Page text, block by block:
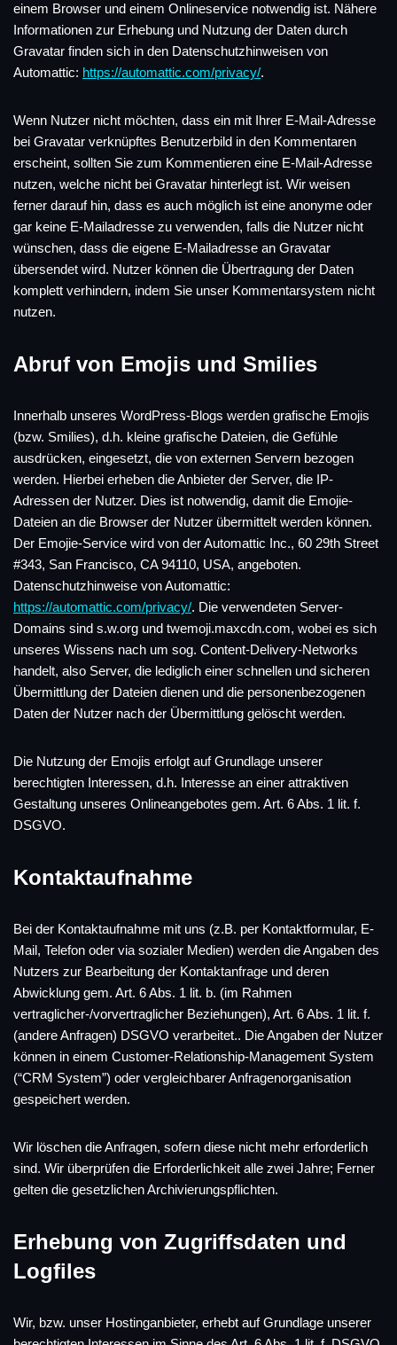
einem Browser und einem Onlineservice notwendig ist. Nähere
Informationen zur Erhebung und Nutzung der Daten durch
Gravatar finden sich in den Datenschutzhinweisen von
Automattic: https://automattic.com/privacy/.
Wenn Nutzer nicht möchten, dass ein mit Ihrer E-Mail-Adresse
bei Gravatar verknüpftes Benutzerbild in den Kommentaren
erscheint, sollten Sie zum Kommentieren eine E-Mail-Adresse
nutzen, welche nicht bei Gravatar hinterlegt ist. Wir weisen
ferner darauf hin, dass es auch möglich ist eine anonyme oder
gar keine E-Mailadresse zu verwenden, falls die Nutzer nicht
wünschen, dass die eigene E-Mailadresse an Gravatar
übersendet wird. Nutzer können die Übertragung der Daten
komplett verhindern, indem Sie unser Kommentarsystem nicht
nutzen.
Abruf von Emojis und Smilies
Innerhalb unseres WordPress-Blogs werden grafische Emojis
(bzw. Smilies), d.h. kleine grafische Dateien, die Gefühle
ausdrücken, eingesetzt, die von externen Servern bezogen
werden. Hierbei erheben die Anbieter der Server, die IP-
Adressen der Nutzer. Dies ist notwendig, damit die Emojie-
Dateien an die Browser der Nutzer übermittelt werden können.
Der Emojie-Service wird von der Automattic Inc., 60 29th Street
#343, San Francisco, CA 94110, USA, angeboten.
Datenschutzhinweise von Automattic:
https://automattic.com/privacy/. Die verwendeten Server-
Domains sind s.w.org und twemoji.maxcdn.com, wobei es sich
unseres Wissens nach um sog. Content-Delivery-Networks
handelt, also Server, die lediglich einer schnellen und sicheren
Übermittlung der Dateien dienen und die personenbezogenen
Daten der Nutzer nach der Übermittlung gelöscht werden.
Die Nutzung der Emojis erfolgt auf Grundlage unserer
berechtigten Interessen, d.h. Interesse an einer attraktiven
Gestaltung unseres Onlineangebotes gem. Art. 6 Abs. 1 lit. f.
DSGVO.
Kontaktaufnahme
Bei der Kontaktaufnahme mit uns (z.B. per Kontaktformular, E-
Mail, Telefon oder via sozialer Medien) werden die Angaben des
Nutzers zur Bearbeitung der Kontaktanfrage und deren
Abwicklung gem. Art. 6 Abs. 1 lit. b. (im Rahmen
vertraglicher-/vorvertraglicher Beziehungen), Art. 6 Abs. 1 lit. f.
(andere Anfragen) DSGVO verarbeitet.. Die Angaben der Nutzer
können in einem Customer-Relationship-Management System
(“CRM System”) oder vergleichbarer Anfragenorganisation
gespeichert werden.
Wir löschen die Anfragen, sofern diese nicht mehr erforderlich
sind. Wir überprüfen die Erforderlichkeit alle zwei Jahre; Ferner
gelten die gesetzlichen Archivierungspflichten.
Erhebung von Zugriffsdaten und
Logfiles
Wir, bzw. unser Hostinganbieter, erhebt auf Grundlage unserer